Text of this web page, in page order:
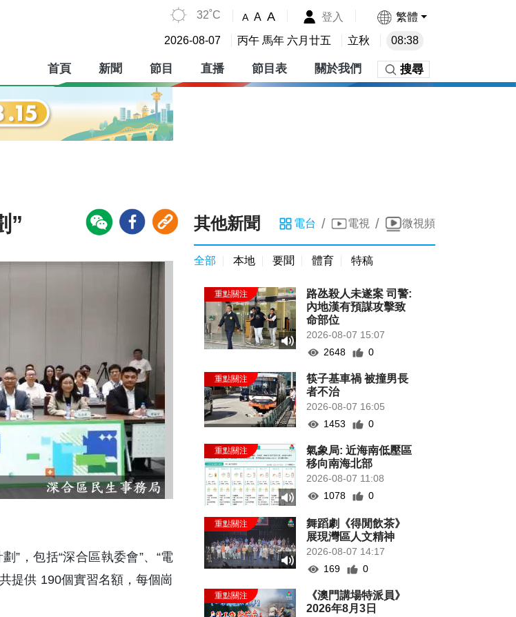
32˚C A A A 登入 繁體
2026-08-07 丙午 馬年 六月廿五 立秋 08:38
首頁 新聞 節目 直播 節目表 關於我們 搜尋
”
”，包括“深合區執委會”、“電
提供 190個實習名額，每個崗
其他新聞 電台 / 電視 / 微視頻
全部 本地 要聞 體育 特稿
路氹殺人未遂案 司警:
內地漢有預謀攻擊致
命部位
2026-08-07 15:07
2648
0
筷子基車禍 被撞男長
者不治
2026-08-07 16:05
1453
0
氣象局: 近海南低壓區
移向南海北部
2026-08-07 11:08
1078
0
舞蹈劇《得閒飲茶》
展現灣區人文精神
2026-08-07 14:17
169
0
《澳門講場特派員》
2026年8月3日